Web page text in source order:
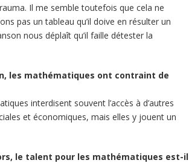
Il me semble toutefois que cela ne
pas un tableau qu’il doive en résulter un
nous déplaît qu’il faille détester la
les mathématiques ont contraint de
interdisent souvent l’accès à d’autres
et économiques, mais elles y jouent un
le talent pour les mathématiques est-il